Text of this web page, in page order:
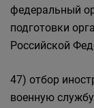
федеральный
подготовки
Российской
47) отбор
военную